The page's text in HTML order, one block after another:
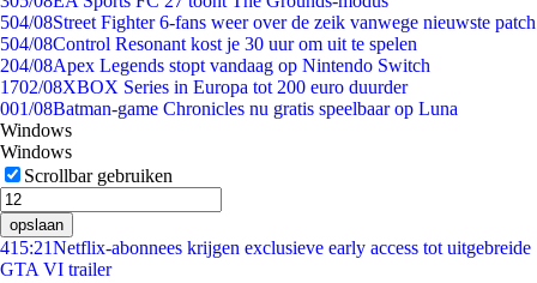
504/08Street Fighter 6-fans weer over de zeik vanwege nieuwste patch
504/08Control Resonant kost je 30 uur om uit te spelen
204/08Apex Legends stopt vandaag op Nintendo Switch
1702/08XBOX Series in Europa tot 200 euro duurder
001/08Batman-game Chronicles nu gratis speelbaar op Luna
Windows
Windows
Scrollbar gebruiken
opslaan
415:21Netflix-abonnees krijgen exclusieve early access tot uitgebreide
GTA VI trailer